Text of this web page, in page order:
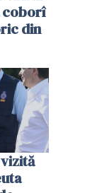
coborî
din